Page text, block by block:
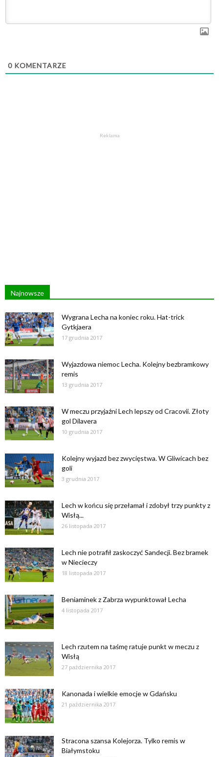
0 KOMENTARZE
Reklama
Najnowsze
Wygrana Lecha na koniec roku. Hat-trick
Gytkjaera
17 grudnia 2017
Wyjazdowa niemoc Lecha. Kolejny bezbramkowy
remis
13 grudnia 2017
W meczu przyjaźni Lech lepszy od Cracovii. Złoty
gol Dilavera
10 grudnia 2017
Kolejny wyjazd bez zwycięstwa. W Gliwicach bez
goli
3 grudnia 2017
Lech w końcu się przełamał i zdobył trzy punkty z
Wisłą...
26 listopada 2017
Lech nie potrafił zaskoczyć Sandecji. Bez bramek
w Niecieczy
18 listopada 2017
Beniaminek z Zabrza wypunktował Lecha
4 listopada 2017
Lech rzutem na taśmę ratuje punkt w meczu z
Wisłą
27 października 2017
Kanonada i wielkie emocje w Gdańsku
21 października 2017
Stracona szansa Kolejorza. Tylko remis w
Białymstoku